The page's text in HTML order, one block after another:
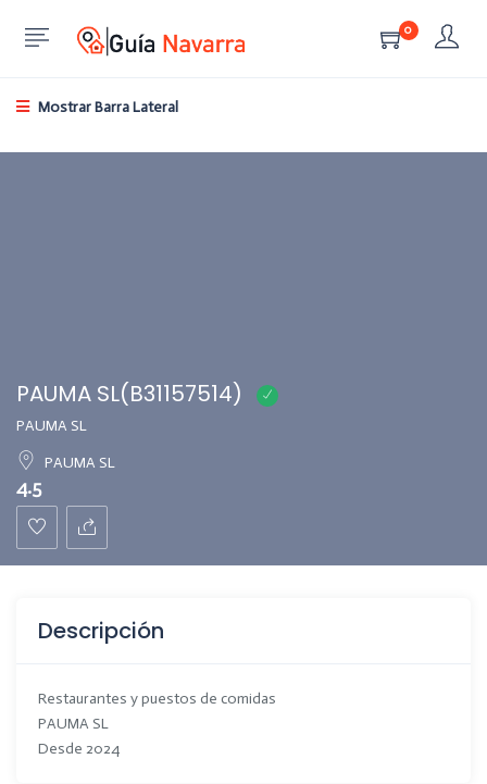
0
Mostrar Barra Lateral
PAUMA SL(B31157514)
PAUMA SL
PAUMA SL
4.5
Descripción
Restaurantes y puestos de comidas
PAUMA SL
Desde 2024